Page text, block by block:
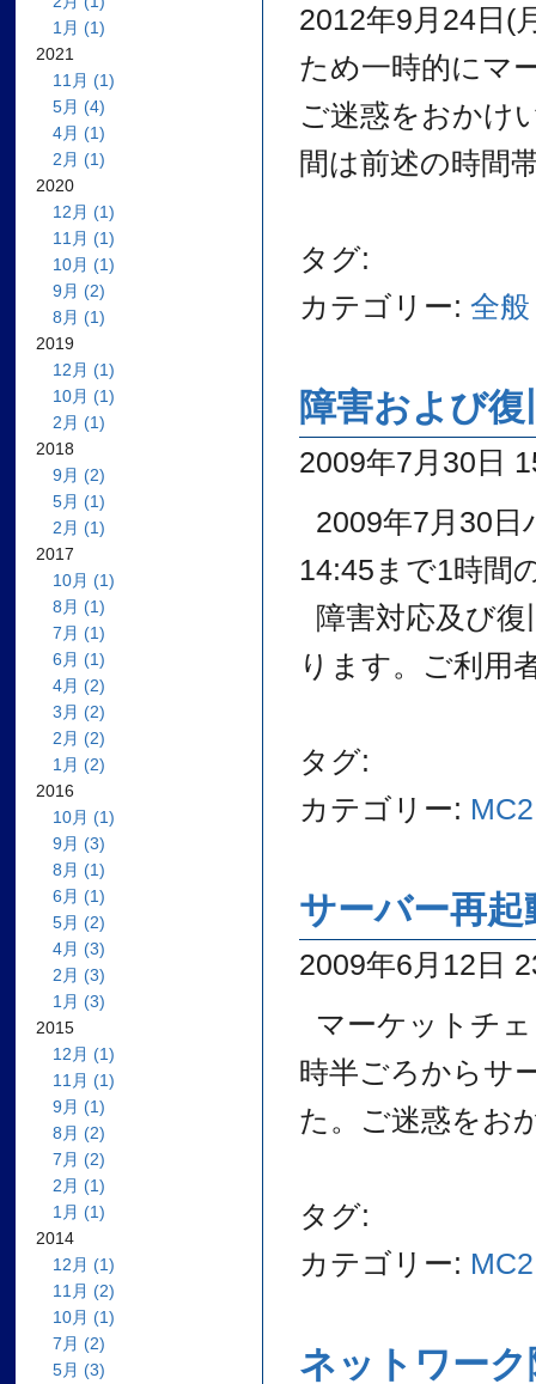
2012年9月24日(
ため一時的にマ
ご迷惑をおかけ
間は前述の時間
タグ:
カテゴリー: 全般
障害および
2009年7月30日
2009年7月30
14:45まで1時間
障害対応及び
ります。ご利用
タグ:
カテゴリー: MC2
サーバー再起
2009年6月12日
マーケットチ
時半ごろからサ
た。ご迷惑をお
タグ:
カテゴリー: MC2
ネットワー
1月 (1)
2021
11月 (1)
5月 (4)
4月 (1)
2月 (1)
2020
12月 (1)
11月 (1)
10月 (1)
9月 (2)
8月 (1)
2019
12月 (1)
10月 (1)
2月 (1)
2018
9月 (2)
5月 (1)
2月 (1)
2017
10月 (1)
8月 (1)
7月 (1)
6月 (1)
4月 (2)
3月 (2)
2月 (2)
1月 (2)
2016
10月 (1)
9月 (3)
8月 (1)
6月 (1)
5月 (2)
4月 (3)
2月 (3)
1月 (3)
2015
12月 (1)
11月 (1)
9月 (1)
8月 (2)
7月 (2)
2月 (1)
1月 (1)
2014
12月 (1)
11月 (2)
10月 (1)
7月 (2)
5月 (3)